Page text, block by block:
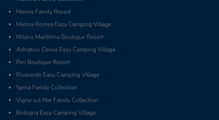
Marina Family Resort
Marina Romea Easy Camping Village
Milano Marittima Boutique Resort
Adriatico Cervia Easy Camping Village
Pini Boutique Resort
Rivaverde Easy Camping Village
Spina Family Collection
Vigna sul Mar Family Collection
Bologna Easy Camping Village